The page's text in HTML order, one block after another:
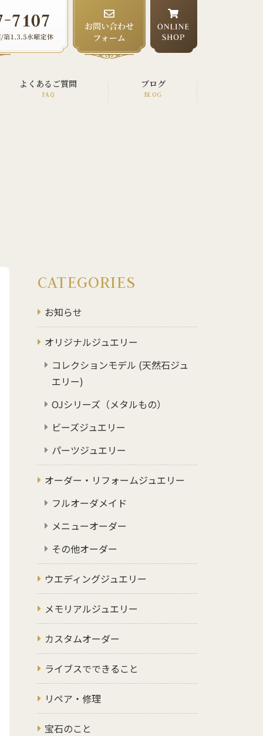
よくあるご質問 ブログ
CATEGORIES
お知らせ
オリジナルジュエリー
コレクションモデル (天然石ジュ
エリー)
OJシリーズ（メタルもの）
ビーズジュエリー
パーツジュエリー
オーダー・リフォームジュエリー
フルオーダメイド
メニューオーダー
その他オーダー
ウエディングジュエリー
メモリアルジュエリー
カスタムオーダー
ライブスでできること
リペア・修理
宝石のこと